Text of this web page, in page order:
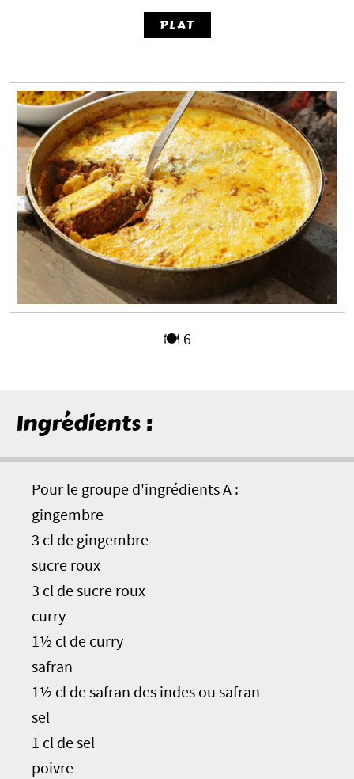
PLAT
🍽️ 6
Ingrédients :
Pour le groupe d'ingrédients A :
gingembre
3 cl de gingembre
sucre roux
3 cl de sucre roux
curry
1½ cl de curry
safran
1½ cl de safran des indes ou safran
sel
1 cl de sel
poivre